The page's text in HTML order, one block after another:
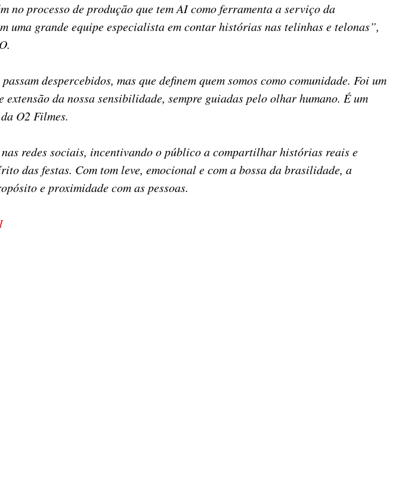
processo de produção que tem AI como ferramenta a serviço da
grande equipe especialista em contar histórias nas telinhas e telonas”,
despercebidos, mas que definem quem somos como comunidade. Foi um
da nossa sensibilidade, sempre guiadas pelo olhar humano. É um
O2 Filmes.
redes sociais, incentivando o público a compartilhar histórias reais e
das festas. Com tom leve, emocional e com a bossa da brasilidade, a
e proximidade com as pessoas.